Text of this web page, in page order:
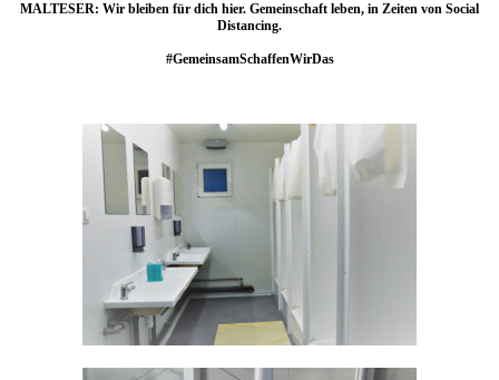
MALTESER: Wir bleiben für dich hier. Gemeinschaft leben, in Zeiten von Social
Distancing.
#GemeinsamSchaffenWirDas